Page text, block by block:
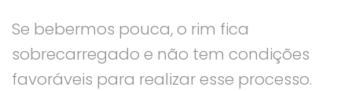
Se bebermos pouca, o rim fica
sobrecarregado e não tem condições
favoráveis ​​para realizar esse processo.